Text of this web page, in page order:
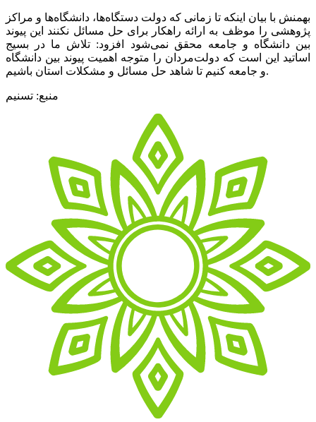
بهمنش با بیان اینکه تا زمانی که دولت دستگاه‌ها، دانشگاه‌ها و مراکز
پژوهشی را موظف به ارائه راهکار برای حل مسائل نکنند این پیوند
بین دانشگاه و جامعه محقق نمی‌شود افزود: تلاش ما در بسیج
اساتید این است که دولت‌مردان را متوجه اهمیت پیوند بین دانشگاه
و جامعه کنیم تا شاهد حل مسائل و مشکلات استان باشیم.
منبع: تسنیم